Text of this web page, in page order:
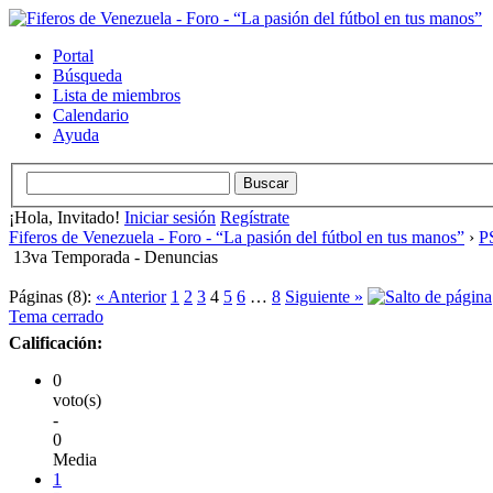
Portal
Búsqueda
Lista de miembros
Calendario
Ayuda
¡Hola, Invitado! Iniciar sesión Regístrate
Fiferos de Venezuela - Foro - “La pasión del fútbol en tus manos” ›
13va Temporada - Denuncias
Páginas (8): « Anterior 1 2 3 4 5 6 … 8 Siguiente »
Tema cerrado
Calificación:
0
voto(s)
-
0
Media
1